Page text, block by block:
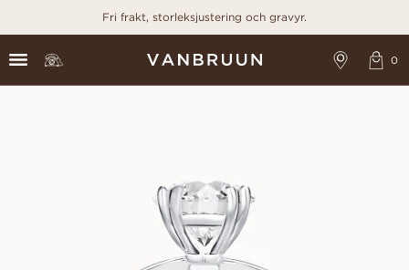
Fri frakt, storleksjustering och gravyr.